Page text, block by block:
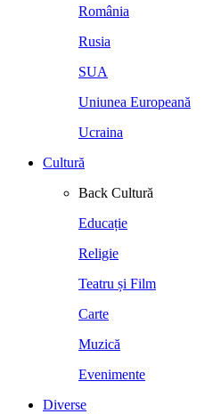
România
Rusia
SUA
Uniunea Europeană
Ucraina
Cultură
Back Cultură
Educație
Religie
Teatru și Film
Carte
Muzică
Evenimente
Diverse